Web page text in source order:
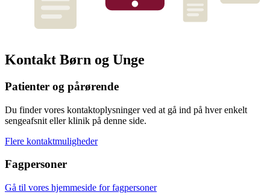
Kontakt Børn og Unge
Patienter og pårørende
Du finder vores kontaktoplysninger ved at gå ind på hver enkelt
sengeafsnit eller klinik på denne side.
Flere kontaktmuligheder
Fagpersoner
Gå til vores hjemmeside for fagpersoner